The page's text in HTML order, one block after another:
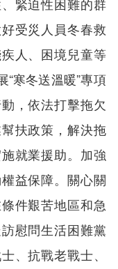
受災人員冬春救
人、困境兒童等
寒冬送溫暖”專項
，依法打擊拖欠
扶政策，解決拖
就業援助。加強
益保障。關心關
件艱苦地區和急
慰問生活困難黨
、抗戰老戰士、